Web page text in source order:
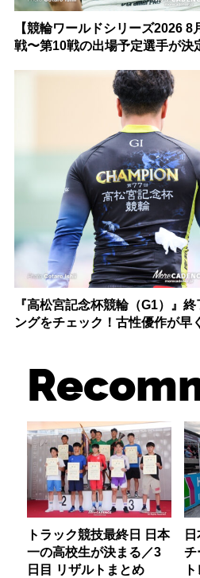
【競輪ワールドシリーズ2026
戦〜第10戦の出場予定選手が決
『高松宮記念杯競輪（G1）』
ングをチェック！古性優作が早
トラック競技最終日 日本
一の高校生が決まる／3
日目 リザルトまとめ
チ